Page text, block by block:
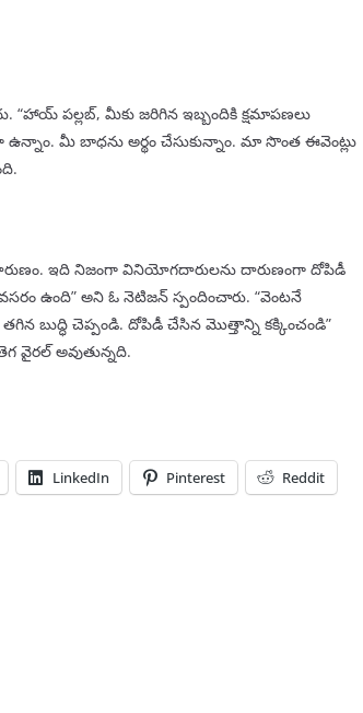
“హాయ్ పల్లబ్, మీకు జరిగిన ఇబ్బందికి క్షమాపణలు
మీ బాధను అర్థం చేసుకున్నాం. మా సొంత ఈవెంట్లు
ఇది నిజంగా వినియోగదారులను దారుణంగా దోపిడీ
ఉంది” అని ఓ నెటిజన్ స్పందించారు. “వెంటనే
బుద్ధి చెప్పండి. దోపిడీ చేసిన మొత్తాన్ని కక్కించండి”
వైరల్ అవుతున్నది.
LinkedIn Pinterest Reddit